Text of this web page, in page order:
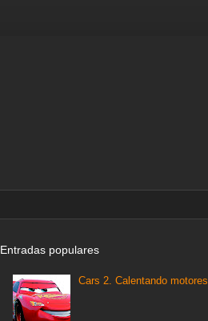
Entradas populares
Cars 2. Calentando motores